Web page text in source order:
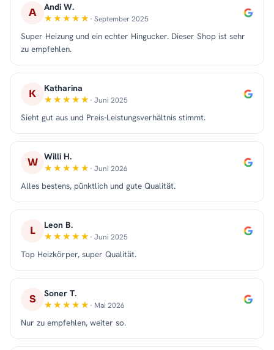
A Andi W.
· September 2025
Super Heizung und ein echter Hingucker. Dieser Shop ist sehr
zu empfehlen.
K Katharina
· Juni 2025
Sieht gut aus und Preis-Leistungsverhältnis stimmt.
W Willi H.
· Juni 2026
Alles bestens, pünktlich und gute Qualität.
L Leon B.
· Juni 2025
Top Heizkörper, super Qualität.
S Soner T.
· Mai 2026
Nur zu empfehlen, weiter so.